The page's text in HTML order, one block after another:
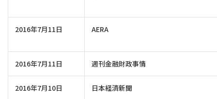
2016年7月11日 AERA
2016年7月11日 週刊金融財政事情
2016年7月10日 日本経済新聞